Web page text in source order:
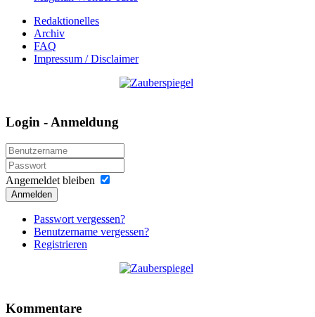
Redaktionelles
Archiv
FAQ
Impressum / Disclaimer
Login - Anmeldung
Angemeldet bleiben
Anmelden
Passwort vergessen?
Benutzername vergessen?
Registrieren
Kommentare